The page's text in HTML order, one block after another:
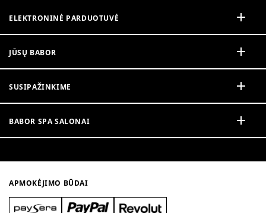
ELEKTRONINĖ PARDUOTUVĖ
JŪSŲ BABOR
SUSIPAŽINKIME
BABOR SPA SALONAI
APMOKĖJIMO BŪDAI